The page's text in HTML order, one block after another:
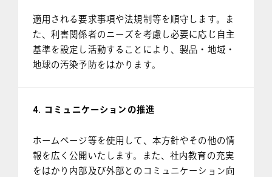
適用される要求事項や法規制等を順守します。ま
た、利害関係者のニーズを考慮し必要に応じ自主
基準を設定し活動することにより、製品・地域・
地球の汚染予防をはかります。
4. コミュニケーションの推進
ホームページ等を使用して、本方針やその他の情
報を広く公開いたします。また、社内教育の充実
をはかり内部及び外部とのコミュニケーション向